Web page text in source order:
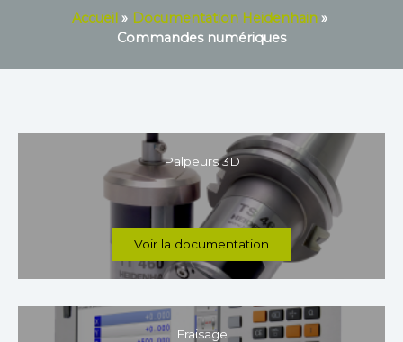
Accueil
Documentation Heidenhain
Commandes numériques
Palpeurs 3D
Voir la documentation
Fraisage